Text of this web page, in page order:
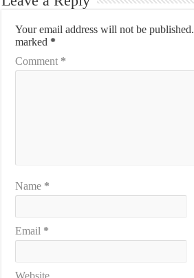
Your email address will not be published.
marked *
Comment *
Name *
Email *
Website